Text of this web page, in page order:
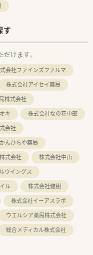
す
けます。
会社ファインズファルマ
株式会社アイセイ薬局
株式会社
キ
株式会社なの花中部
会社
んひちや薬局
式会社
株式会社中山
ウイングス
ル
株式会社健樹
株式会社イーアスラボ
ウエルシア薬局株式会社
総合メディカル株式会社